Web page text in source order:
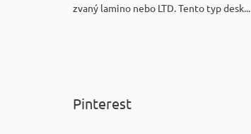
zvaný lamino nebo LTD. Tento typ desk...
Pinterest